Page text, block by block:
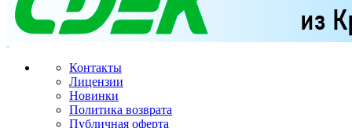
Контакты
Лицензии
Новинки
Политика возврата
Публичная оферта